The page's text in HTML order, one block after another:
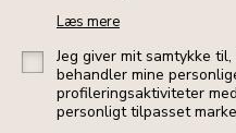
Læs mere
Jeg giver mit samtykke
behandler mine
profileringsaktiviteter
personligt tilpasset